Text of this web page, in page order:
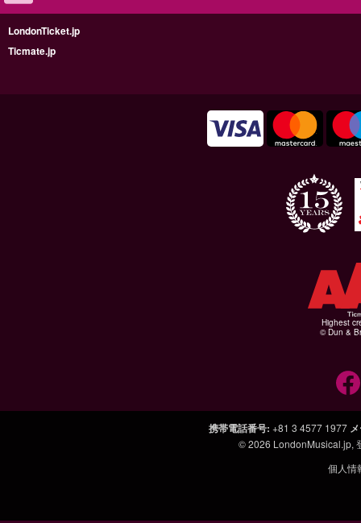
LondonTicket.jp
Ticmate.jp
Highest
© Dun &
携帯電話番号: +81 3 4577 1977
© 2026 LondonMusical.jp,
個人情